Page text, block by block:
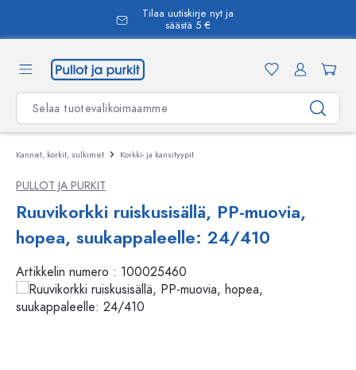
Tilaa uutiskirje nyt ja
säästä 5 €
Kannet, korkit, sulkimet Korkki- ja kansityypit
PULLOT JA PURKIT
Ruuvikorkki ruiskusisällä, PP-muovia,
hopea, suukappaleelle: 24/410
Artikkelin numero : 100025460